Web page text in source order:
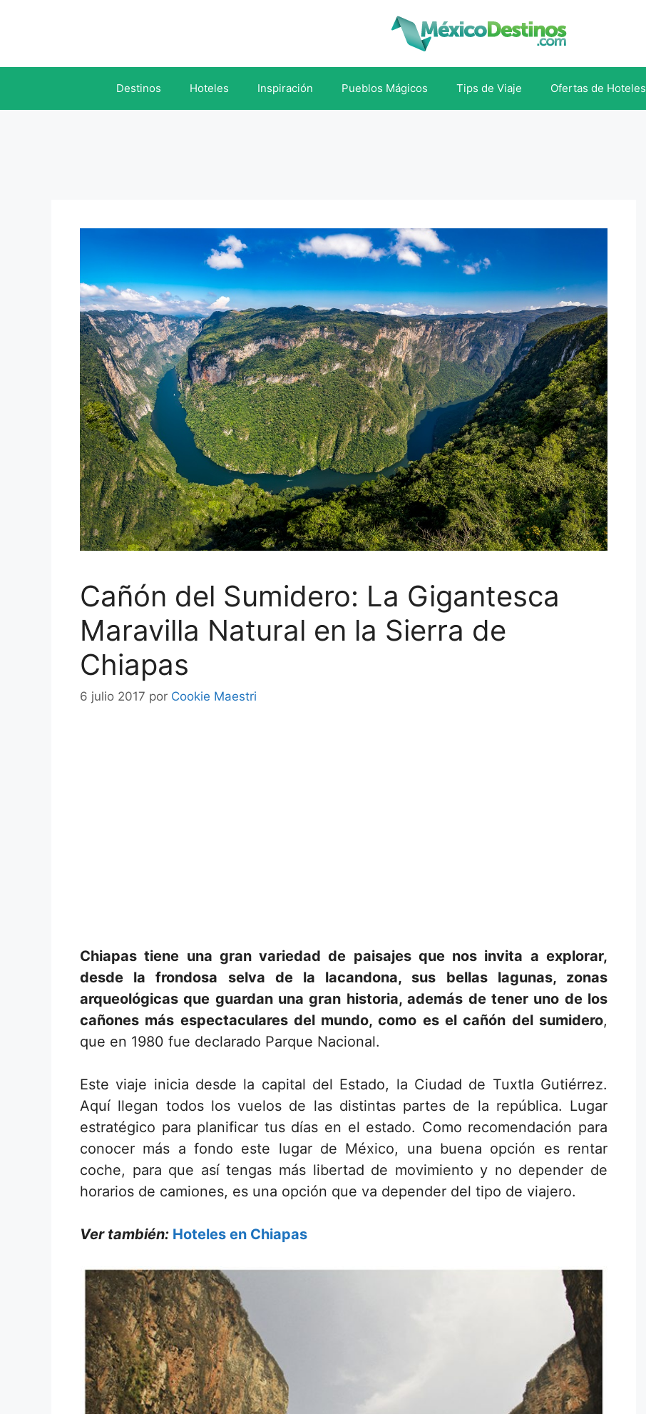
Destinos Hoteles Inspiración Pueblos Mágicos Tips de Viaje Ofertas de Hoteles
Cañón del Sumidero: La Gigantesca
Maravilla Natural en la Sierra de
Chiapas
6 julio 2017 por Cookie Maestri
Chiapas tiene una gran variedad de paisajes que nos invita a explorar,
desde la frondosa selva de la lacandona, sus bellas lagunas, zonas
arqueológicas que guardan una gran historia, además de tener uno de los
cañones más espectaculares del mundo, como es el cañón del sumidero,
que en 1980 fue declarado Parque Nacional.
Este viaje inicia desde la capital del Estado, la Ciudad de Tuxtla Gutiérrez.
Aquí llegan todos los vuelos de las distintas partes de la república. Lugar
estratégico para planificar tus días en el estado. Como recomendación para
conocer más a fondo este lugar de México, una buena opción es rentar
coche, para que así tengas más libertad de movimiento y no depender de
horarios de camiones, es una opción que va depender del tipo de viajero.
Ver también: Hoteles en Chiapas